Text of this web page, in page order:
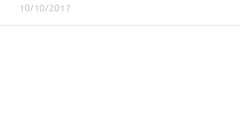
10/10/2017